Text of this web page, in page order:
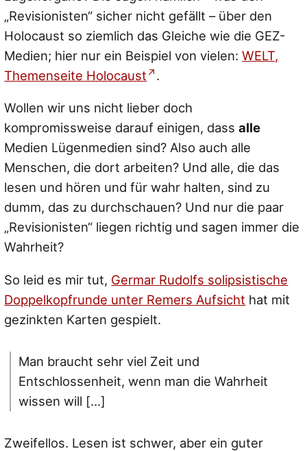
„Revisionisten“ sicher nicht gefällt – über den
Holocaust so ziemlich das Gleiche wie die GEZ-
Medien; hier nur ein Beispiel von vielen:WELT,
Themenseite Holocaust
.
Wollen wir uns nicht lieber doch
kompromissweise darauf einigen, dassalle
Medien Lügenmedien sind? Also auch alle
Menschen, die dort arbeiten? Und alle, die das
lesen und hören und für wahr halten, sind zu
dumm, das zu durchschauen? Und nur die paar
„Revisionisten“ liegen richtig und sagen immer die
Wahrheit?
So leid es mir tut, Germar Rudolfs solipsistische
Doppelkopfrunde unter Remers Aufsicht hat mit
gezinkten Karten gespielt.
Man braucht sehr viel Zeit und
Entschlossenheit, wenn man die Wahrheit
wissen will […]
Zweifellos. Lesen ist schwer, aber ein guter